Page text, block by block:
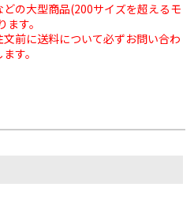
の大型商品(200サイズを超えるモ
す。
前に送料について必ずお問い合わ
す。